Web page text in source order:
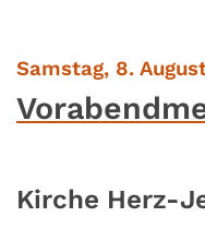
Samstag, 8.
Kirche Herz-